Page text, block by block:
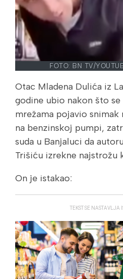
FOTO: BN TV/
Otac Mladena Dulića iz
godine ubio nakon što
mrežama pojavio snimak
na benzinskoj pumpi,
suda u Banjaluci da
Trišiću izrekne najstrožu
On je istakao:
TEKST SE